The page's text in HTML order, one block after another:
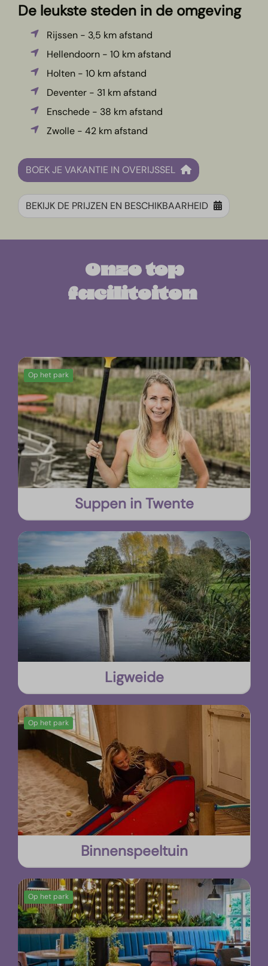
De leukste steden in de omgeving
Rijssen - 3,5 km afstand
Hellendoorn - 10 km afstand
Holten - 10 km afstand
Deventer - 31 km afstand
Enschede - 38 km afstand
Zwolle - 42 km afstand
BOEK JE VAKANTIE IN OVERIJSSEL
BEKIJK DE PRIJZEN EN BESCHIKBAARHEID
Onze top
faciliteiten
Op het park
Suppen in Twente
Ligweide
Op het park
Binnenspeeltuin
Op het park